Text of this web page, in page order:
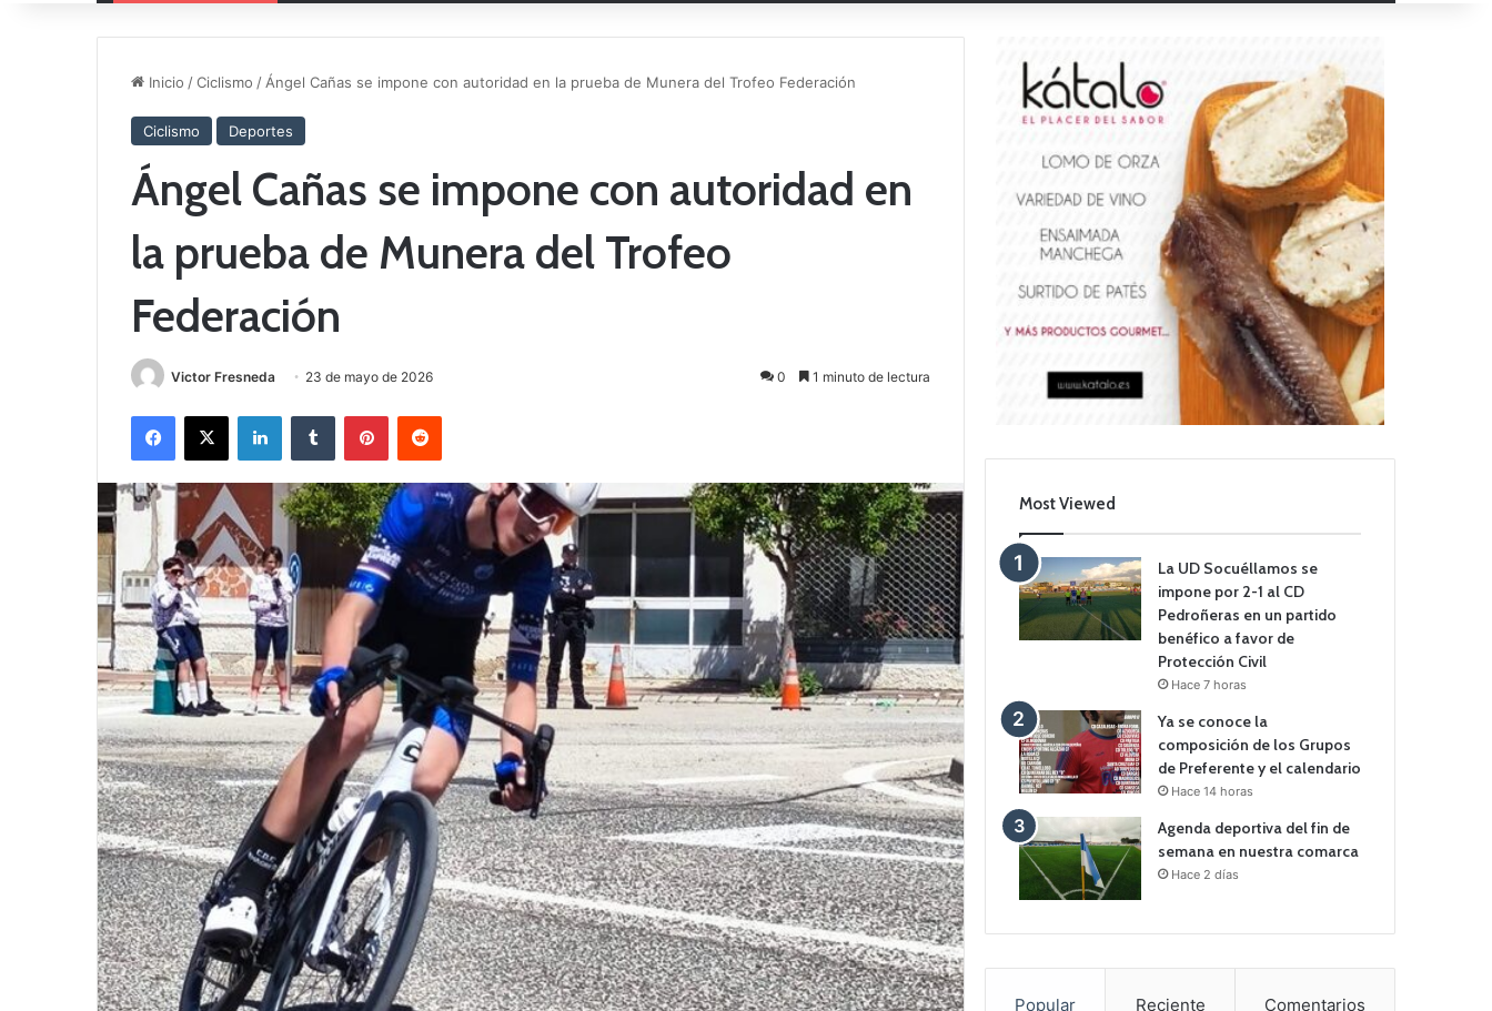
Inicio /Ciclismo / Ángel Cañas se impone con autoridad en la prueba de Munera del Trofeo Federación
Ciclismo Deportes
Ángel Cañas se impone con autoridad en
la prueba de Munera del Trofeo
Federación
Victor Fresneda 23 de mayo de 2026 0 1 minuto de lectura
Most Viewed
La UD Socuéllamos se
impone por 2-1 al CD
Pedroñeras en un partido
benéfico a favor de
Protección Civil
Hace 7 horas
Ya se conoce la
composición de los Grupos
de Preferente y el calendario
Hace 14 horas
Agenda deportiva del fin de
semana en nuestra comarca
Hace 2 días
Popular Reciente Comentarios